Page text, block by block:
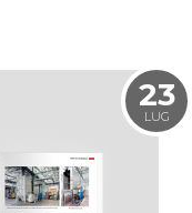
23
LUG